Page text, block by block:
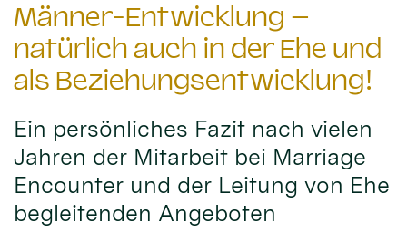
Männer-Entwicklung –
natürlich auch in der Ehe und
als Beziehungsentwicklung!
Ein persönliches Fazit nach vielen
Jahren der Mitarbeit bei Marriage
Encounter und der Leitung von Ehe
begleitenden Angeboten